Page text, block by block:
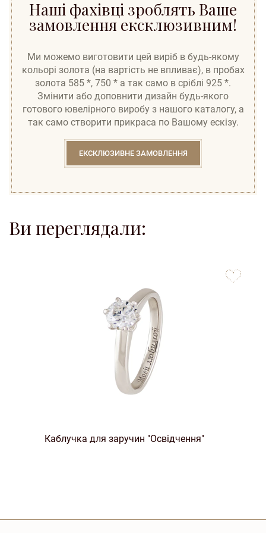
Наші фахівці зроблять Ваше
замовлення ексклюзивним!
Ми можемо виготовити цей виріб в будь-якому
кольорі золота (на вартість не впливає), в пробах
золота 585 *, 750 * а так само в сріблі 925 *.
Змінити або доповнити дизайн будь-якого
готового ювелірного виробу з нашого каталогу, а
так само створити прикраса по Вашому ескізу.
ЕКСКЛЮЗИВНЕ ЗАМОВЛЕННЯ
Ви переглядали:
Каблучка для заручин "Освідчення"
favorites